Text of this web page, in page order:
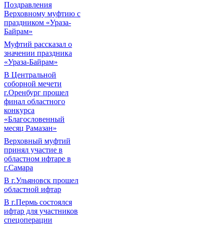
Поздравления
Верховному муфтию с
праздником «Ураза-
Байрам»
Муфтий рассказал о
значении праздника
«Ураза-Байрам»
В Центральной
соборной мечети
г.Оренбург прошел
финал областного
конкурса
«Благословенный
месяц Рамазан»
Верховный муфтий
принял участие в
областном ифтаре в
г.Самара
В г.Ульяновск прошел
областной ифтар
В г.Пермь состоялся
ифтар для участников
спецоперации